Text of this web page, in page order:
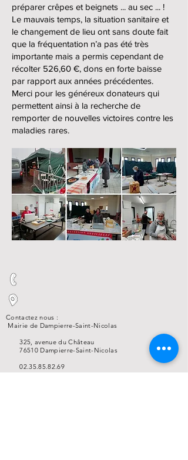
préparer crêpes et beignets ... au sec ... !
Le mauvais temps, la situation sanitaire et
le changement de lieu ont sans doute fait
que la fréquentation n’a pas été très
importante mais a permis cependant de
récolter 526,60 €, dons en forte baisse
par rapport aux années précédentes.
Merci pour les généreux donateurs qui
permettent ainsi à la recherche de
remporter de nouvelles victoires contre les
maladies rares.
Contactez nous :
Mairie de Dampierre-Saint-Nicolas
325, avenue du Château
76510 Dampierre-Saint-Nicolas
02.35.85.82.69